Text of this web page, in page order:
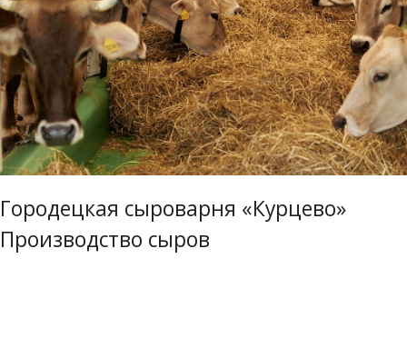
Городецкая сыроварня «Курцево»
Производство сыров